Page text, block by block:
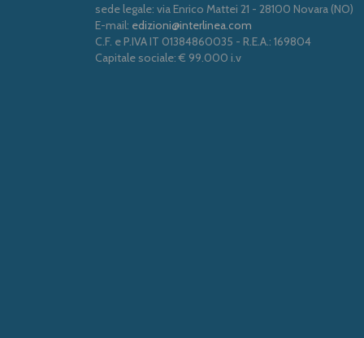
sede legale: via Enrico Mattei 21 - 28100 Novara (NO)
E-mail: edizioni@interlinea.com
C.F. e P.IVA IT 01384860035 - R.E.A.: 169804
Capitale sociale: € 99.000 i.v